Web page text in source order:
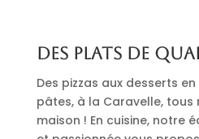
Des plats de
Des pizzas aux desserts
pâtes, à la Caravelle,
maison ! En cuisine, notre